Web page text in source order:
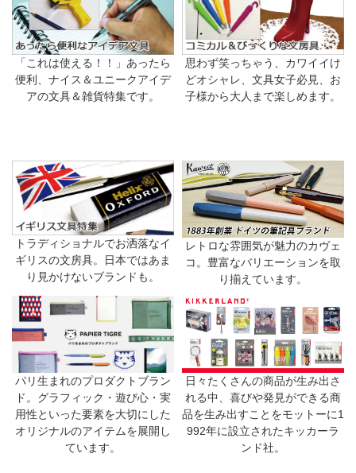
「これは使える！！」あったら
便利、ナイス＆ユニークアイデ
アの文具＆雑貨特集です。
思わず笑っちゃう、カワイイけ
どオシャレ、文具女子必見、お
子様から大人まで楽しめます。
トラディショナルでお洒落なイ
ギリスの文房具。日本ではあま
り見かけないブランドも。
レトロな雰囲気が魅力のカヴェ
コ。豊富なバリエーションを取
り揃えています。
パリ生まれのプロダクトブラン
ド。グラフィック・遊び心・実
用性といった要素を大切にした
オリジナルのアイテムを展開し
ています。
日々たくさんの商品が生み出さ
れる中、喜びや発見ができる商
品を生み出すことをモットーに1
992年に設立されたキッカーラ
ンド社。